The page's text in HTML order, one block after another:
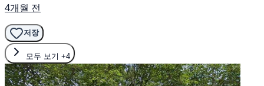
4개월 전
저장
모두 보기 +4